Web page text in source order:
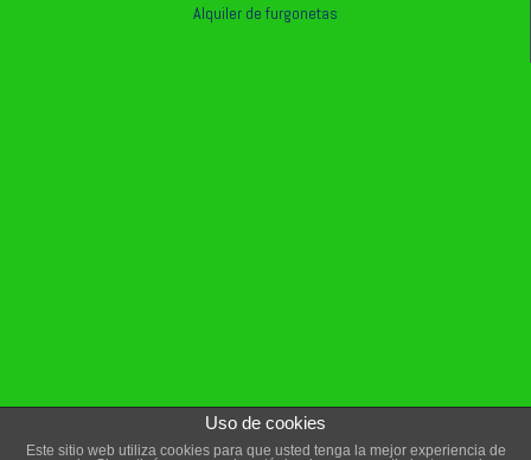
Alquiler de furgonetas
Uso de cookies
Este sitio web utiliza cookies para que usted tenga la mejor experiencia de